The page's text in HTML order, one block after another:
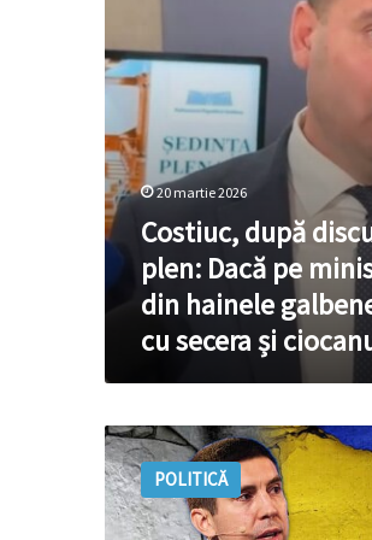
pe
ministru
dezbraci
din
hainele
galbene,
e
chiloți
secera
și
20 martie 2026
Costiuc, după
plen: Dacă pe
din hainele
cu secera și
Popșoi:
Dacă
Rusia
se
POLITICĂ